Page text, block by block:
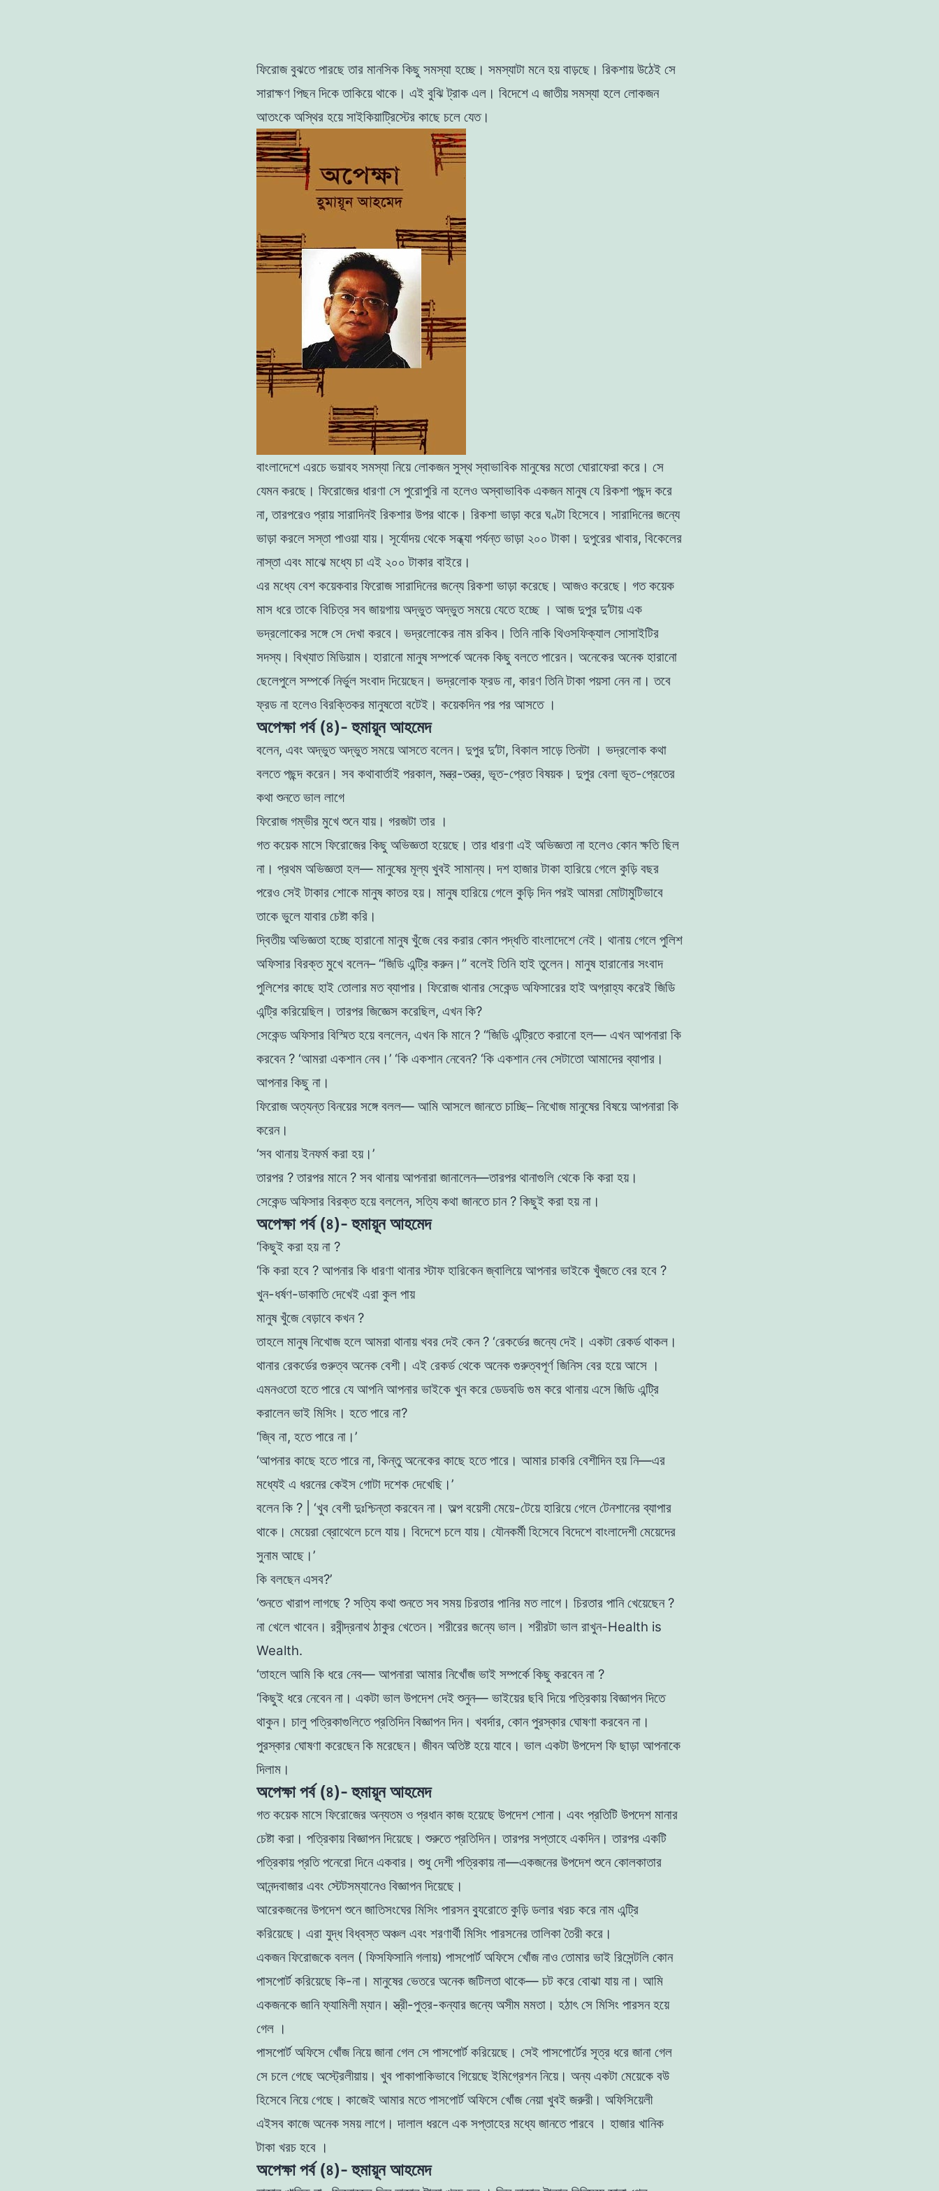
ফিরােজ বুঝতে পারছে তার মানসিক কিছু সমস্যা হচ্ছে। সমস্যাটা মনে হয় বাড়ছে। রিকশায় উঠেই সে
সারাক্ষণ পিছন দিকে তাকিয়ে থাকে। এই বুঝি ট্রাক এল। বিদেশে এ জাতীয় সমস্যা হলে লােকজন
আতংকে অস্থির হয়েসাইকিয়াট্রিস্টের কাছে চলে যেত।
বাংলাদেশে এরচে ভয়াবহ সমস্যা নিয়ে লােকজন সুস্থ স্বাভাবিক মানুষের মতাে ঘােরাফেরা করে। সে
যেমন করছে। ফিরােজের ধারণা সে পুরােপুরি না হলেও অস্বাভাবিক একজন মানুষ যে রিকশা পছন্দ করে
না, তারপরেও প্রায় সারাদিনই রিকশার উপর থাকে। রিকশা ভাড়া করে ঘণ্টা হিসেবে। সারাদিনের জন্যে
ভাড়া করলে সস্তা পাওয়া যায়। সূর্যোদয় থেকে সন্ধ্যা পর্যন্ত ভাড়া ২০০ টাকা। দুপুরের খাবার, বিকেলের
নাস্তা এবং মাঝে মধ্যে চা এই ২০০ টাকার বাইরে।
এর মধ্যে বেশ কয়েকবার ফিরােজসারাদিনের জন্যে রিকশা ভাড়া করেছে। আজও করেছে। গত কয়েক
মাস ধরে তাকে বিচিত্র সব জায়গায় অদ্ভুত অদ্ভুত সময়ে যেতে হচ্ছে । আজ দুপুর দু’টায়এক
ভদ্রলােকের সঙ্গে সে দেখা করবে। ভদ্রলােকের নাম রকিব। তিনি নাকি থিওসফিক্যাল সােসাইটির
সদস্য। বিখ্যাত মিডিয়াম। হারানাে মানুষ সম্পর্কে অনেক কিছু বলতে পারেন। অনেকের অনেক হারানাে
ছেলেপুলে সম্পর্কেনির্ভুল সংবাদ দিয়েছেন। ভদ্রলােক ফ্রড না, কারণ তিনি টাকা পয়সা নেন না।তবে
ফ্রড না হলেও বিরক্তিকর মানুষতাে বটেই। কয়েকদিন পর পর আসতে ।
অপেক্ষা পর্ব (৪)- হুমায়ূন আহমেদ
বলেন, এবং অদ্ভুত অদ্ভুত সময়ে আসতে বলেন। দুপুর দু’টা, বিকাল সাড়ে তিনটা । ভদ্রলােক কথা
বলতে পছন্দ করেন। সব কথাবার্তাই পরকাল, মন্ত্র-তন্ত্র, ভূত-প্রেত বিষয়ক। দুপুর বেলা ভূত-প্রেতের
কথা শুনতে ভাল লাগে
ফিরােজ গম্ভীর মুখে শুনে যায়। গরজটা তার ।
গত কয়েক মাসে ফিরােজের কিছু অভিজ্ঞতা হয়েছে। তার ধারণা এই অভিজ্ঞতা না হলেও কোন ক্ষতি ছিল
না। প্রথম অভিজ্ঞতা হল— মানুষের মূল্যখুবই সামান্য। দশ হাজার টাকা হারিয়ে গেলে কুড়ি বছর
পরেও সেই টাকার শােকে মানুষ কাতর হয়। মানুষ হারিয়ে গেলে কুড়ি দিন পরই আমরা মােটামুটিভাবে
তাকে ভুলে যাবার চেষ্টা করি।
দ্বিতীয় অভিজ্ঞতা হচ্ছে হারানাে মানুষ খুঁজে বের করার কোন পদ্ধতিবাংলাদেশে নেই। থানায় গেলে পুলিশ
অফিসার বিরক্ত মুখে বলেন– “জিডিএন্ট্রি করুন।” বলেই তিনি হাই তুলেন। মানুষ হারানাের সংবাদ
পুলিশের কাছে হাই তােলার মত ব্যাপার। ফিরােজ থানার সেকেন্ড অফিসারের হাই অগ্রাহ্য করেই জিডি
এন্ট্রি করিয়েছিল। তারপর জিজ্ঞেস করেছিল, এখন কি?
সেকেন্ড অফিসার বিস্মিত হয়ে বললেন, এখন কি মানে ? “জিডি এন্ট্রিতে করানাে হল— এখন আপনারা কি
করবেন ? ‘আমরা একশান নেব।’ ‘কি একশান নেবেন? ‘কি একশান নেব সেটাতাে আমাদের ব্যাপার।
আপনার কিছু না।
ফিরােজ অত্যন্ত বিনয়ের সঙ্গে বলল— আমি আসলে জানতে চাচ্ছি–নিখোজ মানুষের বিষয়ে আপনারা কি
করেন।
‘সব থানায় ইনফর্ম করা হয়।’
তারপর ?তারপর মানে ? সব থানায় আপনারা জানালেন—তারপর থানাগুলি থেকে কি করা হয়।
সেকেন্ড অফিসার বিরক্ত হয়ে বললেন, সত্যি কথা জানতে চান ? কিছুই করা হয় না।
অপেক্ষা পর্ব (৪)- হুমায়ূন আহমেদ
‘কিছুই করা হয় না ?
‘কি করা হবে ? আপনার কি ধারণা থানার স্টাফ হারিকেন জ্বালিয়েআপনার ভাইকে খুঁজতে বের হবে ?
খুন-ধর্ষণ-ডাকাতি দেখেই এরা কুল পায়
মানুষ খুঁজে বেড়াবে কখন ?
তাহলে মানুষ নিখোজ হলে আমরা থানায় খবর দেই কেন ? ‘রেকর্ডের জন্যে দেই। একটা রেকর্ড থাকল।
থানার রেকর্ডের গুরুত্ব অনেক বেশী। এই রেকর্ড থেকে অনেক গুরুত্বপূর্ণ জিনিস বের হয়ে আসে ।
এমনওতাে হতে পারে যে আপনি আপনার ভাইকে খুন করে ডেডবডি গুম করে থানায় এসে জিডি এন্ট্রি
করালেন ভাই মিসিং। হতে পারে না?
‘জ্বি না, হতে পারে না।’
‘আপনার কাছে হতে পারে না, কিন্তু অনেকের কাছে হতে পারে। আমার চাকরি বেশীদিন হয় নি—এর
মধ্যেই এ ধরনের কেইস গােটা দশেক দেখেছি।’
বলেন কি ?
| ‘খুব বেশী দুঃশ্চিন্তা করবেন না। অল্প বয়েসী মেয়ে-টেয়ে হারিয়ে গেলে টেনশানের ব্যাপার
থাকে। মেয়েরা ব্রোথেলে চলে যায়। বিদেশে চলে যায়। যৌনকর্মী হিসেবে বিদেশে বাংলাদেশী মেয়েদের
সুনাম আছে।’
কি বলছেন এসব?’
‘শুনতে খারাপ লাগছে ? সত্যি কথা শুনতে সব সময় চিরতার পানির মতলাগে। চিরতার পানি খেয়েছেন ?
না খেলে খাবেন। রবীন্দ্রনাথ ঠাকুর খেতেন। শরীরের জন্যে ভাল। শরীরটা ভাল রাখুন-Health is
Wealth.
‘তাহলে আমি কি ধরে নেব— আপনারা আমার নিখোঁজ ভাই সম্পর্কেকিছু করবেন না ?
‘কিছুই ধরে নেবেন না। একটা ভাল উপদেশ দেই শুনুন— ভাইয়ের ছবি দিয়ে পত্রিকায় বিজ্ঞাপন দিতে
থাকুন। চালু পত্রিকাগুলিতে প্রতিদিন বিজ্ঞাপন দিন। খবর্দার, কোন পুরস্কার ঘােষণা করবেন না।
পুরস্কার ঘােষণা করেছেন কি মরেছেন। জীবন অতিষ্ট হয়ে যাবে। ভাল একটা উপদেশ ফি ছাড়া আপনাকে
দিলাম।
অপেক্ষা পর্ব (৪)- হুমায়ূন আহমেদ
গত কয়েক মাসে ফিরােজের অন্যতম ও প্রধান কাজ হয়েছে উপদেশ শােনা। এবং প্রতিটি উপদেশ মানার
চেষ্টা করা। পত্রিকায় বিজ্ঞাপন দিয়েছে। শুরুতে প্রতিদিন। তারপর সপ্তাহে একদিন। তারপর একটি
পত্রিকায় প্রতিপনেরাে দিনে একবার। শুধু দেশী পত্রিকায় না—একজনের উপদেশ শুনেকোলকাতার
আনন্দবাজার এবং স্টেটসম্যানেও বিজ্ঞাপন দিয়েছে।
আরেকজনের উপদেশ শুনে জাতিসংঘের মিসিং পারসন ব্যুরােতে কুড়িডলার খরচ করে নাম এন্ট্রি
করিয়েছে। এরা যুদ্ধ বিধ্বস্ত অঞ্চল এবং শরণার্থীমিসিং পারসনের তালিকা তৈরী করে।
একজন ফিরােজকে বলল ( ফিসফিসানি গলায়) পাসপাের্ট অফিসে খোঁজ নাও তােমার ভাই রিসেন্টলি কোন
পাসপাের্ট করিয়েছে কি-না। মানুষের ভেতরে অনেক জটিলতা থাকে— চট করে বােঝা যায় না। আমি
একজনকে জানি ফ্যামিলী ম্যান। স্ত্রী-পুত্র-কন্যার জন্যে অসীম মমতা। হঠাৎ সে মিসিং পারসন হয়ে
গেল ।
পাসপাের্ট অফিসে খোঁজ নিয়ে জানা গেল সে পাসপাের্টকরিয়েছে। সেই পাসপাের্টের সূত্র ধরে জানা গেল
সে চলে গেছে অস্ট্রেলীয়ায়। খুব পাকাপাকিভাবে গিয়েছে ইমিগ্রেশন নিয়ে। অন্য একটা মেয়েকে বউ
হিসেবে নিয়ে গেছে। কাজেই আমার মতে পাসপাের্ট অফিসে খোঁজ নেয়া খুবই জরুরী। অফিসিয়েলী
এইসব কাজে অনেক সময় লাগে। দালাল ধরলে এক সপ্তাহের মধ্যে জানতে পারবে । হাজার খানিক
টাকা খরচ হবে ।
অপেক্ষা পর্ব (৪)- হুমায়ূন আহমেদ